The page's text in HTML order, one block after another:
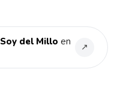
Soy del Millo en
↗